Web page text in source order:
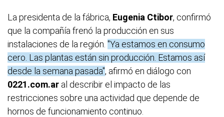
La presidenta de la fábrica, Eugenia Ctibor, confirmó
que la compañía frenó la producción en sus
instalaciones de la región. "Ya estamos en consumo
cero. Las plantas están sin producción. Estamos así
desde la semana pasada", afirmó en diálogo con
0221.com.ar al describir el impacto de las
restricciones sobre una actividad que depende de
hornos de funcionamiento continuo.